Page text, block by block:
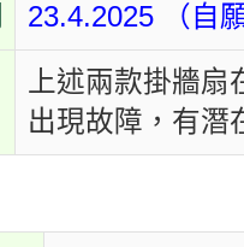
23.4.2025 （自
上述兩款掛牆
出現故障，有潛